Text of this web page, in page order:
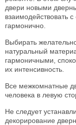
двери новыми
взаимодействовать
гармонично.
Выбирать
натуральный
гармоничными,
их интенсивность.
Все межкомнатные
человека в левую
Не следует
декорирование